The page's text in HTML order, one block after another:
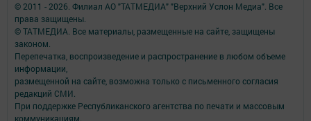
© 2011 - 2026. Филиал АО "ТАТМЕДИА" "Верхний Услон Медиа". Все
права защищены.
© ТАТМЕДИА. Все материалы, размещенные на сайте, защищены
законом.
Перепечатка, воспроизведение и распространение в любом объеме
информации,
размещенной на сайте, возможна только с письменного согласия
редакций СМИ.
При поддержке Республиканского агентства по печати и массовым
коммуникациям.